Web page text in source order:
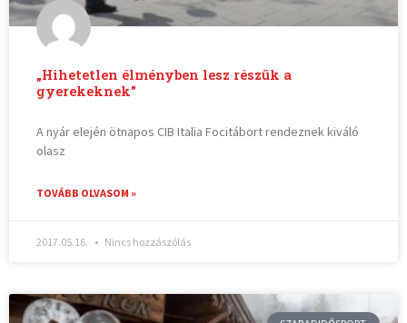
„Hihetetlen élményben lesz részük a
gyerekeknek”
A nyár elején ötnapos CIB Italia Focitábort rendeznek kiváló
olasz
TOVÁBB OLVASOM »
2017.05.16. Nincs hozzászólás